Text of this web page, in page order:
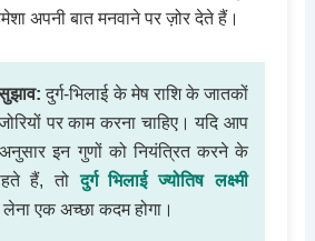
अपनी बात मनवाने पर ज़ोर देते हैं।
दुर्ग-भिलाई के मेष राशि के जातकों
पर काम करना चाहिए। यदि आप
इन गुणों को नियंत्रित करने के
हैं, तोदुर्ग भिलाई ज्योतिष लक्ष्मी
लेना एक अच्छा कदम होगा।